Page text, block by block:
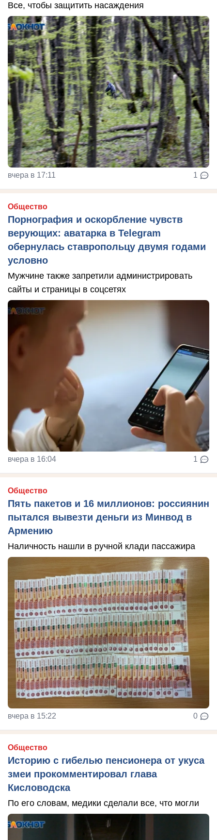
Все, чтобы защитить насаждения
вчера в 17:11 1
Общество
Порнография и оскорбление чувств
верующих: аватарка в Telegram
обернулась ставропольцу двумя годами
условно
Мужчине также запретили администрировать
сайты и страницы в соцсетях
вчера в 16:04 1
Общество
Пять пакетов и 16 миллионов: россиянин
пытался вывезти деньги из Минвод в
Армению
Наличность нашли в ручной клади пассажира
вчера в 15:22 0
Общество
Историю с гибелью пенсионера от укуса
змеи прокомментировал глава
Кисловодска
По его словам, медики сделали все, что могли